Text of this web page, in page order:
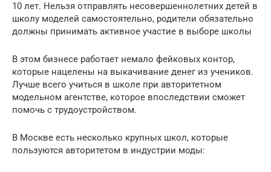
10 лет. Нельзя отправлять несовершеннолетних детей в
школу моделей самостоятельно, родители обязательно
должны принимать активное участие в выборе школы
В этом бизнесе работает немало фейковых контор,
которые нацелены на выкачивание денег из учеников.
Лучше всего учиться в школе при авторитетном
модельном агентстве, которое впоследствии сможет
помочь с трудоустройством.
В Москве есть несколько крупных школ, которые
пользуются авторитетом в индустрии моды: